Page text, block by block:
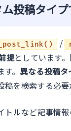
投稿タイ
/
提としています
。 異なる投稿
稿を検索する必要
トルなど記事情